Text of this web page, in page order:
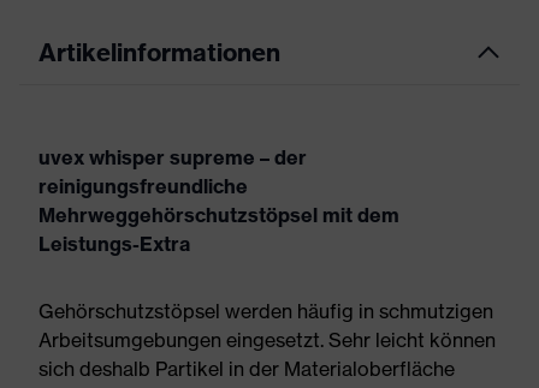
Artikelinformationen
uvex whisper supreme – der
reinigungsfreundliche
Mehrweggehörschutzstöpsel mit dem
Leistungs-Extra
Gehörschutzstöpsel werden häufig in schmutzigen
Arbeitsumgebungen eingesetzt. Sehr leicht können
sich deshalb Partikel in der Materialoberfläche